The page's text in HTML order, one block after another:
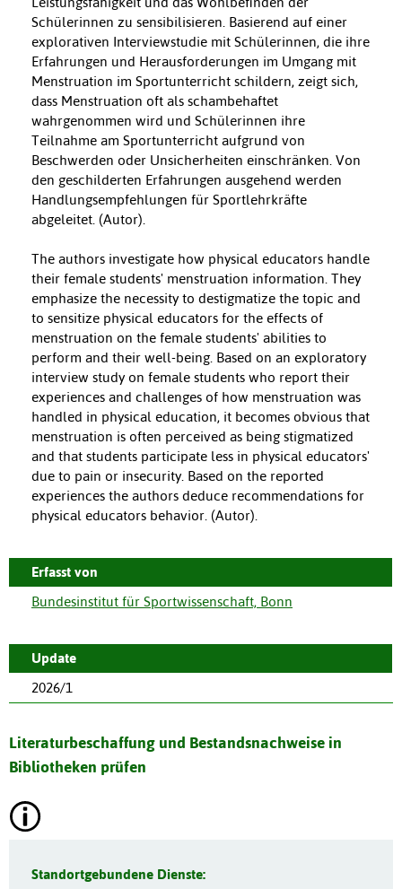
Schülerinnen zu sensibilisieren. Basierend auf einer
explorativen Interviewstudie mit Schülerinnen, die ihre
Erfahrungen und Herausforderungen im Umgang mit
Menstruation im Sportunterricht schildern, zeigt sich,
dass Menstruation oft als schambehaftet
wahrgenommen wird und Schülerinnen ihre
Teilnahme am Sportunterricht aufgrund von
Beschwerden oder Unsicherheiten einschränken. Von
den geschilderten Erfahrungen ausgehend werden
Handlungsempfehlungen für Sportlehrkräfte
abgeleitet. (Autor).
The authors investigate how physical educators handle
their female students' menstruation information. They
emphasize the necessity to destigmatize the topic and
to sensitize physical educators for the effects of
menstruation on the female students' abilities to
perform and their well-being. Based on an exploratory
interview study on female students who report their
experiences and challenges of how menstruation was
handled in physical education, it becomes obvious that
menstruation is often perceived as being stigmatized
and that students participate less in physical educators'
due to pain or insecurity. Based on the reported
experiences the authors deduce recommendations for
physical educators behavior. (Autor).
Erfasst von
Bundesinstitut für Sportwissenschaft, Bonn
Update
2026/1
Literaturbeschaffung und Bestandsnachweise in
Bibliotheken prüfen
Standortgebundene Dienste: